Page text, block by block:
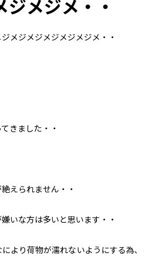
メジメ・・
メジメジメジメジメジメ・・
きました・・
えられません・・
いな方は多いと思います・・
より荷物が濡れないようにする為、